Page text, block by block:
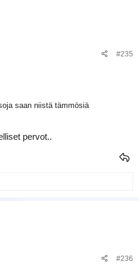
#235
saan niistä tämmösiä
pervot..
#236